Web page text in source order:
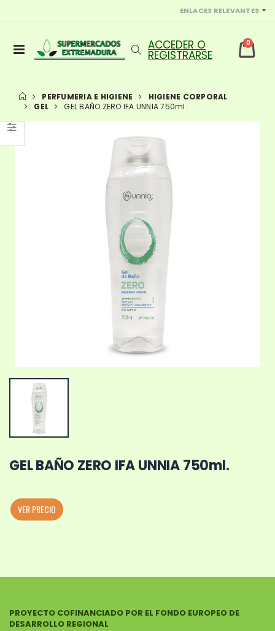
ENLACES RELEVANTES
0
PERFUMERIA E HIGIENE
HIGIENE CORPORAL
GEL
GEL BAÑO ZERO IFA UNNIA 750ml.
GEL BAÑO ZERO IFA UNNIA 750ml.
VER PRECIO
PROYECTO COFINANCIADO POR EL FONDO EUROPEO DE
DESARROLLO REGIONAL